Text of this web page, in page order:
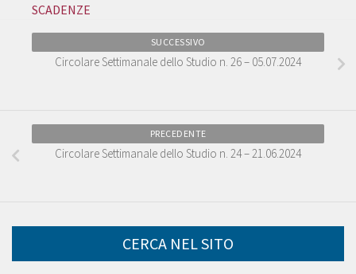
SCADENZE
SUCCESSIVO
Circolare Settimanale dello Studio n. 26 – 05.07.2024
PRECEDENTE
Circolare Settimanale dello Studio n. 24 – 21.06.2024
CERCA NEL SITO